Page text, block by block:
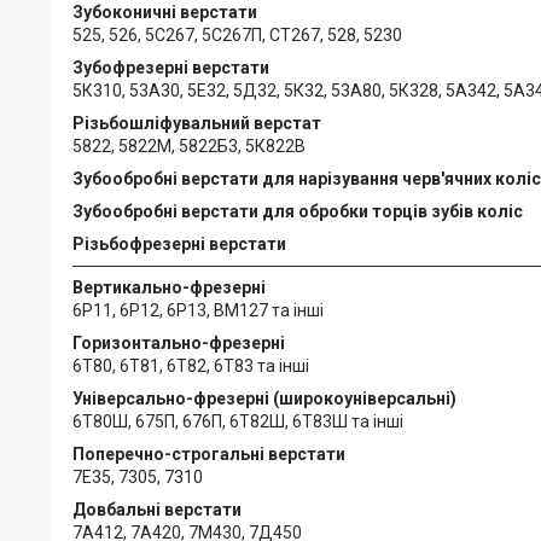
Зубоконичні верстати
525, 526, 5С267, 5С267П, СТ267, 528, 5230
Зубофрезерні верстати
5К310, 53А30, 5Е32, 5Д32, 5К32, 53А80, 5К328, 5А342,
Різьбошліфувальний верстат
5822, 5822М, 5822Б3, 5К822В
Зубообробні верстати для нарізування черв'ячних коліс
Зубообробні верстати для обробки торців зубів коліс
Різьбофрезерні верстати
Вертикально-фрезерні
6Р11, 6Р12, 6Р13, ВМ127 та інші
Горизонтально-фрезерні
6Т80, 6Т81, 6Т82, 6Т83 та інші
Універсально-фрезерні (широкоуніверсальні)
6Т80Ш, 675П, 676П, 6Т82Ш, 6Т83Ш та інші
Поперечно-строгальні верстати
7Е35, 7305, 7310
Довбальні верстати
7А412, 7А420, 7М430, 7Д450